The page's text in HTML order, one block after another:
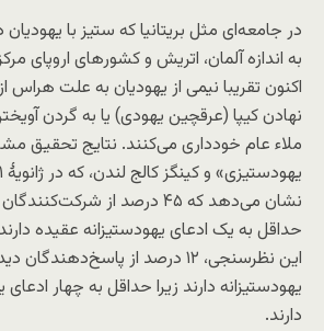
در جامعه‌ای مثل بریتانیا که ستیز با
به اندازه آلمان، اتریش و کشورهای اروپای
اکنون تقریبا نیمی از یهودیان به علت هراس
نهادن کیپا (عرقچین یهودی) یا به گردن
ملاء عام خودداری می‌کنند. نتایج تحقیق
نشان می‌دهد که ۴۵ درصد از
حداقل به یک ادعای یهودستیزانه عقیده
این نظرسنجی، ۱۲ درصد از
یهودستیزانه دارند زیرا حداقل به چهار ادعای
دارند.